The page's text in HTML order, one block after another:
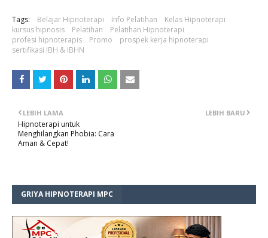
Tags: Belajar Hipnoterapi Info Pelatihan
Kelas Hipnoterapi
kursus hipnosis
Pelatihan
Pelatihan Hipnoterapi
profesi hipnoterapis
Promo
prospek kerja hipnoterapi
sertifikasi IBH & IBHN
LEBIH BARU
LEBIH LAMA
Hipnoterapi untuk
Menghilangkan Phobia: Cara
Aman & Cepat!
GRIYA HIPNOTERAPI MPC